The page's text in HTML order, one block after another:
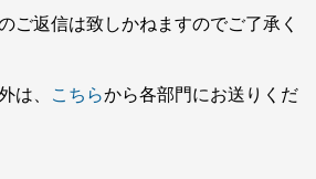
ご返信は致しかねますのでご了承く
は、
こちらから各部門にお送りくだ